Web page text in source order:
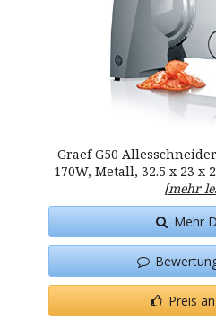
Graef G50
170W, Metall, 32.5 x 23 x
[mehr
Mehr
Preis